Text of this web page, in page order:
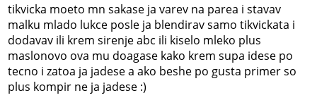
tikvicka moeto mn sakase ja varev na parea i stavav
malku mlado lukce posle ja blendirav samo tikvickata i
dodavav ili krem sirenje abc ili kiselo mleko plus
maslonovo ova mu doagase kako krem supa idese po
tecno i zatoa ja jadese a ako beshe po gusta primer so
plus kompir ne ja jadese :)